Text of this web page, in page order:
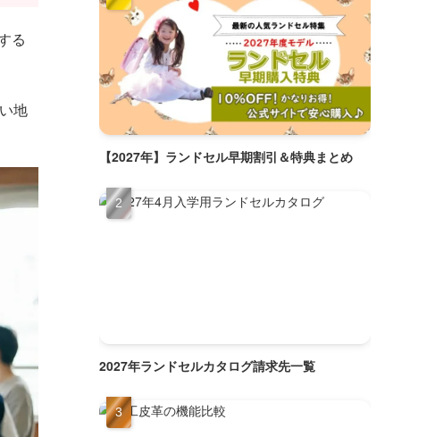
る
地
【2027年】ランドセル早期割引＆特典まとめ
2027年ランドセルカタログ請求先一覧